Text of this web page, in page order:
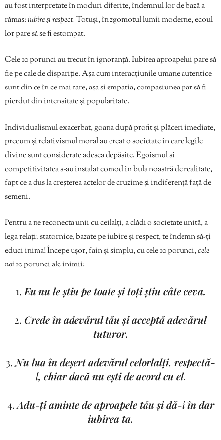
au fost interpretate în moduri diferite, îndemnul lor de bază a
rămas:iubire și respect.Totuși, în zgomotul lumii moderne, ecoul
lor pare să se fi estompat.
Cele 10 porunci au trecut în ignoranță. Iubirea aproapelui pare să
fie pe cale de dispariție. Așa cum interacțiunile umane autentice
sunt din ce în ce mai rare, așa și empatia, compasiunea par să fi
pierdut din intensitate și popularitate.
Individualismul exacerbat, goana după profit și plăceri imediate,
precum și relativismul moral au creat o societate în care legile
divine sunt considerate adesea depășite. Egoismul și
competitivitatea s-au instalat comod în bula noastră de realitate,
fapt ce a dus la creșterea actelor de cruzime și indiferență față de
semeni.
Pentru a ne reconecta unii cu ceilalți, a clădi o societate unită, a
lega relații statornice, bazate pe iubire și respect, te îndemn să-ți
educi inima! Începe ușor, fain și simplu, cu cele 10 porunci,cele
noi10 porunci ale inimii:
1. Eu nu le știu pe toate și toți știu câte ceva.
2. Crede în adevărul tău și acceptă adevărul
tuturor.
3.Nu lua în deșert adevărul celorlalți, respectă-
l, chiar dacă nu ești de acord cu el.
4.Adu-ți aminte de aproapele tău și dă-i în dar
iubirea ta.